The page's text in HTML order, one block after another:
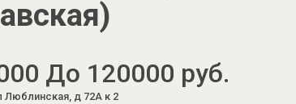
До 120000 руб.
Люблинская, д 72А к 2